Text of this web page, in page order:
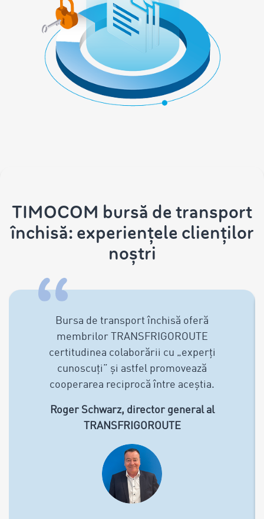
TIMOCOM bursă de transport
închisă: experiențele clienților
noștri
Bursa de transport închisă oferă
membrilor TRANSFRIGOROUTE
certitudinea colaborării cu „experți
cunoscuți” și astfel promovează
cooperarea reciprocă între aceștia.
Roger Schwarz, director general al
TRANSFRIGOROUTE